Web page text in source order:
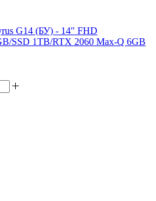
G14 (БУ) - 14" FHD
SSD 1TB/RTX 2060 Max-Q 6GB